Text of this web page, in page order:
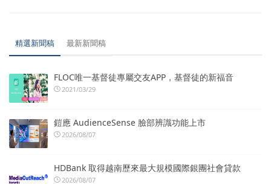
精選新聞稿 最新新聞稿
FLOC唯一基督徒專屬交友APP，基督徒的新福音
2021/03/29
鎧應 AudienceSense 臉部辨識功能上市
2026/08/07
HDBank 取得越南歷來最大規模國際銀團社會貸款
2026/08/07